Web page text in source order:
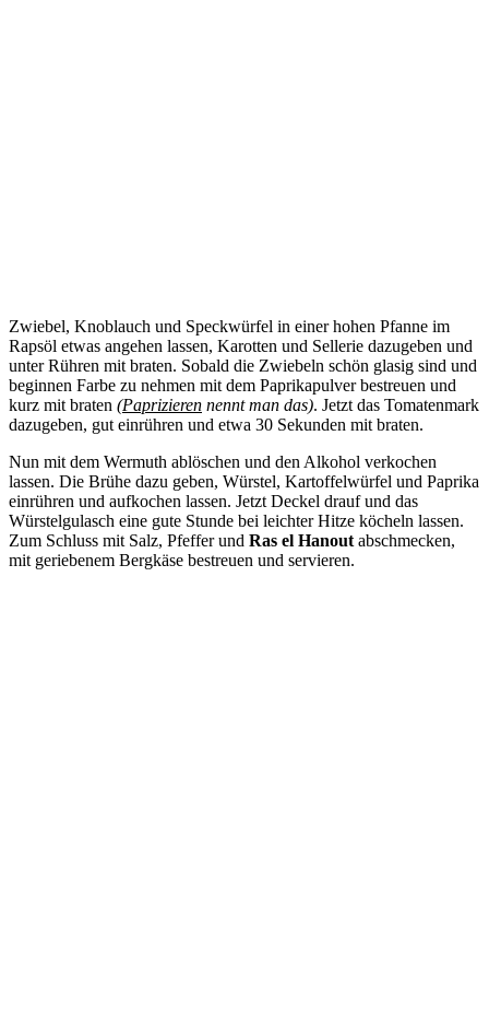
Zwiebel, Knoblauch und Speckwürfel in einer hohen Pfanne im
Rapsöl etwas angehen lassen, Karotten und Sellerie dazugeben und
unter Rühren mit braten. Sobald die Zwiebeln schön glasig sind und
beginnen Farbe zu nehmen mit dem Paprikapulver bestreuen und
kurz mit braten (Paprizieren nennt man das). Jetzt das Tomatenmark
dazugeben, gut einrühren und etwa 30 Sekunden mit braten.
Nun mit dem Wermuth ablöschen und den Alkohol verkochen
lassen. Die Brühe dazu geben, Würstel, Kartoffelwürfel und Paprika
einrühren und aufkochen lassen. Jetzt Deckel drauf und das
Würstelgulasch eine gute Stunde bei leichter Hitze köcheln lassen.
Zum Schluss mit Salz, Pfeffer und Ras el Hanoutabschmecken,
mit geriebenem Bergkäse bestreuen und servieren.